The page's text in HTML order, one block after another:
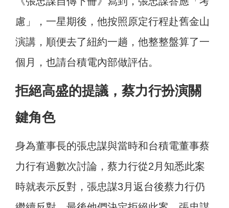
慮」，一星期後，他按照原定行程赴舊金山
演講，順便去了紐約一趟，他整整盤算了一
個月，也請台積電內部做評估。
拒絕高盛的提議，蔡力行扮演關
鍵角色
身為董事長的張忠謀與當時和台積電董事蔡
力行有過數次討論，蔡力行從2月知悉此案
時就表示反對，張忠謀3月返台後蔡力行仍